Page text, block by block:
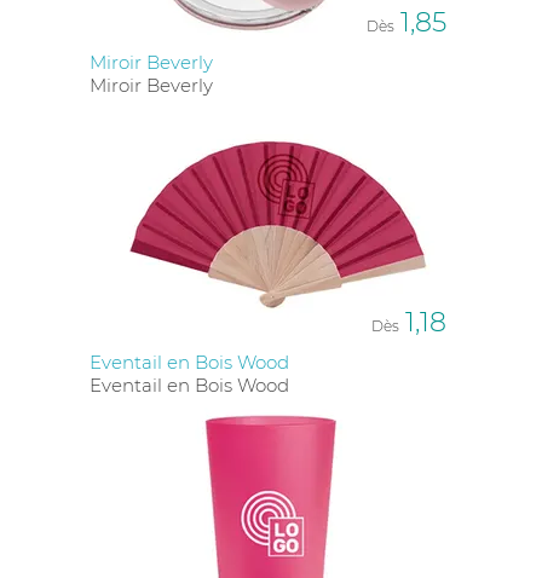
Dès 1,85
Miroir Beverly
Miroir Beverly
Dès 1,18
Eventail en Bois Wood
Eventail en Bois Wood